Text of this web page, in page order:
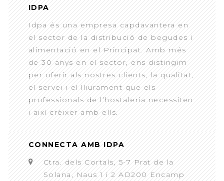
IDPA
Idpa és una empresa capdavantera en
el sector de la distribució de begudes i
alimentació en el Principat. Amb més
de 30 anys en el sector, ens distingim
per oferir als nostres clients, la qualitat,
el servei i el lliurament que els
professionals de l’hostaleria necessiten
i així créixer amb ells.
CONNECTA AMB IDPA
Ctra. dels Cortals, 5-7 Prat de la
Solana, Naus 1 i 2 AD200 Encamp